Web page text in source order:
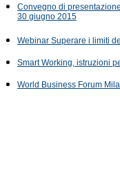
Convegno di
30 giugno 2015
Webinar Superare i limiti
Smart Working, istruzioni
World Business Forum